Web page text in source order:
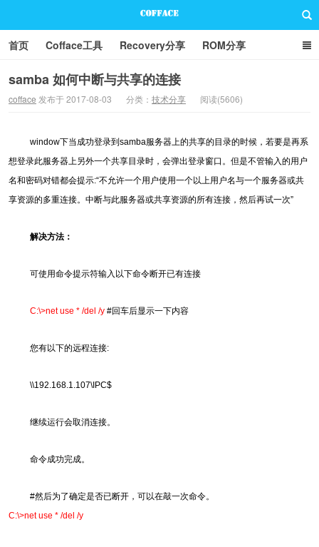
首页 Cofface工具 Recovery分享 ROM分享
技术分享 联系方式
samba 如何中断与共享的连接
cofface 发布于 2017-08-03 分类： 技术分享 阅读(5606)
window下当成功登录到samba服务器上的共享的目录的时候，若要是再系
想登录此服务器上另外一个共享目录时，会弹出登录窗口。但是不管输入的用户
名和密码对错都会提示:“不允许一个用户使用一个以上用户名与一个服务器或共
享资源的多重连接。中断与此服务器或共享资源的所有连接，然后再试一次”
解决方法：
可使用命令提示符输入以下命令断开已有连接
C:\>net use * /del /y #回车后显示一下内容
您有以下的远程连接:
\\192.168.1.107\IPC$
继续运行会取消连接。
命令成功完成。
#然后为了确定是否已断开，可以在敲一次命令。
C:\>net use * /del /y